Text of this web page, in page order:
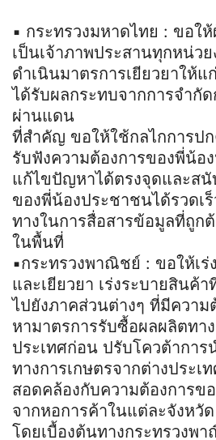
▪️ กระทรวงมหาดไทย : ขอใ
เป็นเจ้าภาพประสานทุกหน่ว
ดำเนินมาตรการเยียวยาให้
ได้รับผลกระทบจากการจำกั
ผ่านแดน
ที่สำคัญ ขอให้ใช้กลไกการป
รับฟังความต้องการของพี่น้อ
แก้ไขปัญหาได้ตรงจุดและส
ของพี่น้องประชาชนได้รวดเ
ทางในการสื่อสารข้อมูลที่ถูก
ในพื้นที่
▪️กระทรวงพาณิชย์ : ขอให้เร่
และเยียวยา เร่งระบายสินค้
ไปยังภาคส่วนต่างๆ ที่มีควา
หามาตรการรับซื้อผลผลิตทา
ประเทศก่อน ปรับโควต้าการ
ทางการเกษตรจากต่างประเ
สอดคล้องกับความต้องการข
จากหอการค้าในแต่ละจังหวัด
โดยเบื้องต้นทางกระทรวงพ